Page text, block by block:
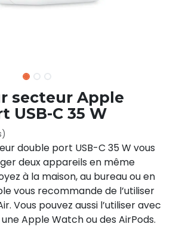
secteur Apple
USB-C 35 W
double port USB-C 35 W vous
deux appareils en même
à la maison, au bureau ou en
vous recommande de l’utiliser
Vous pouvez aussi l’utiliser avec
une Apple Watch ou des AirPods.